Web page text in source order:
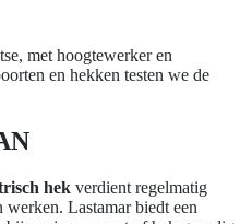
met hoogtewerker en
en hekken testen we de
hek verdient regelmatig
Lastamar biedt een